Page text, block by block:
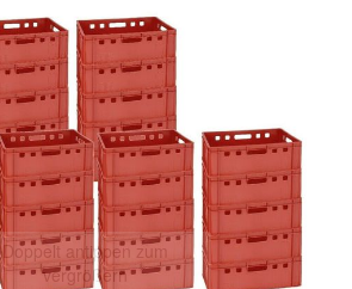
Doppelt antippen zum
vergrößern